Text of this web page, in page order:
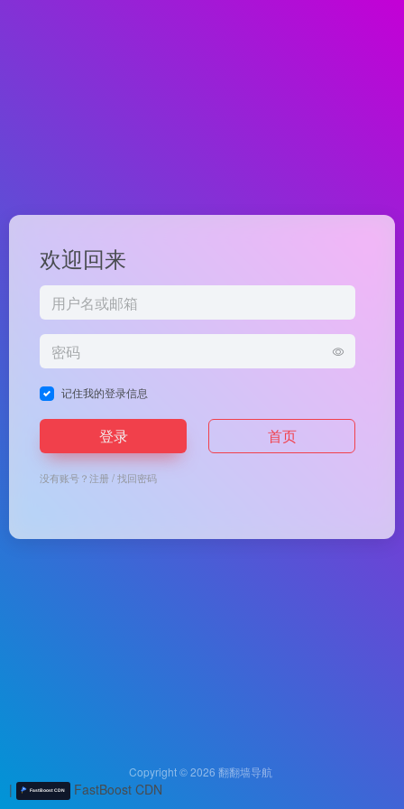
欢迎回来
记住我的登录信息
登录 首页
没有账号？注册/找回密码
Copyright © 2026 翻翻墙导航
| FastBoost CDN